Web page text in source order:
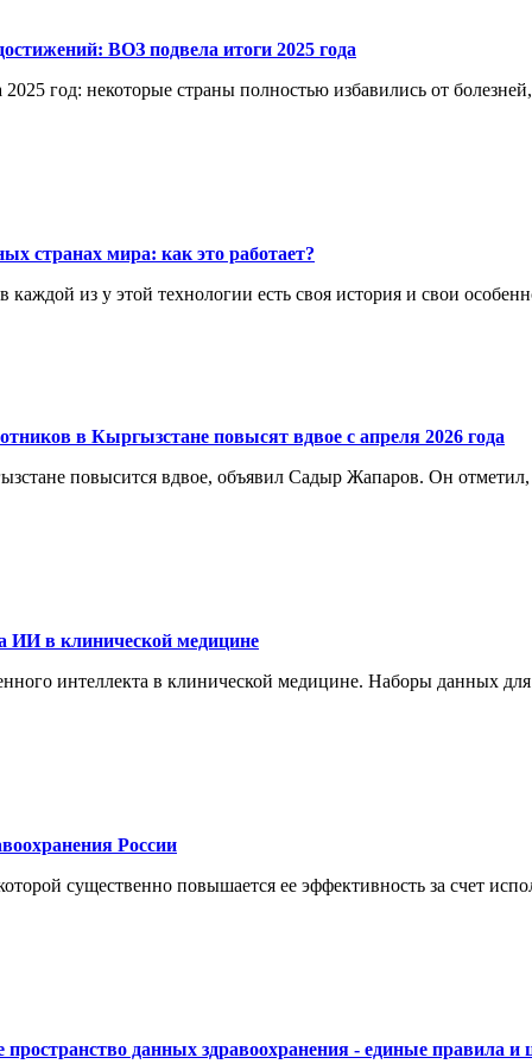
ВОЗ подвела итоги 2025 года
год: некоторые страны полностью избавились от
странах мира: как это работает?
из у этой технологии есть своя история и свои
в Кыргызстане повысят вдвое с апреля 2026 года
повысится вдвое, объявил Садыр Жапаров. Он
ИИ в клинической медицине
интеллекта в клинической медицине. Наборы данных
России
существенно повышается ее эффективность за счет
данных здравоохранения - единые правила и